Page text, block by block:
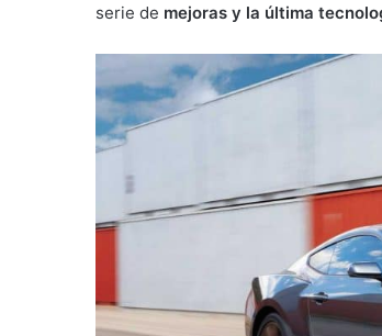
serie de mejoras y la última